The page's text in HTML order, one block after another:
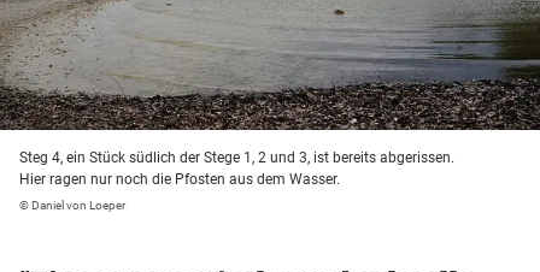
Steg 4, ein Stück südlich der Stege 1, 2 und 3, ist bereits abgerissen.
Hier ragen nur noch die Pfosten aus dem Wasser.
© Daniel von Loeper